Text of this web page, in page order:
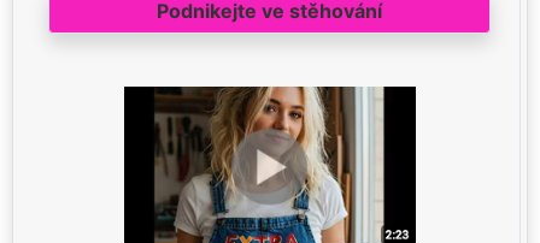
Podnikejte ve stěhování